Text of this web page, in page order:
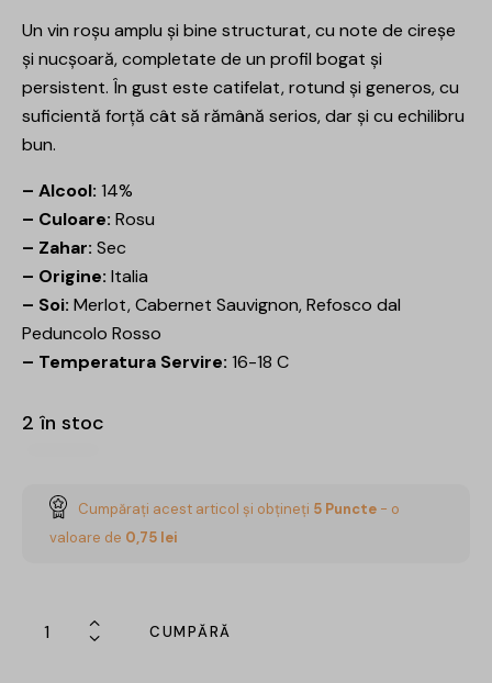
Un vin roșu amplu și bine structurat, cu note de cireșe
și nucșoară, completate de un profil bogat și
persistent. În gust este catifelat, rotund și generos, cu
suficientă forță cât să rămână serios, dar și cu echilibru
bun.
– Alcool: 14%
– Culoare: Rosu
– Zahar: Sec
– Origine: Italia
– Soi: Merlot, Cabernet Sauvignon, Refosco dal
Peduncolo Rosso
– Temperatura Servire: 16-18 C
2 în stoc
Cumpărați acest articol și obțineți 5 Puncte - o
valoare de 0,75 lei
CUMPĂRĂ